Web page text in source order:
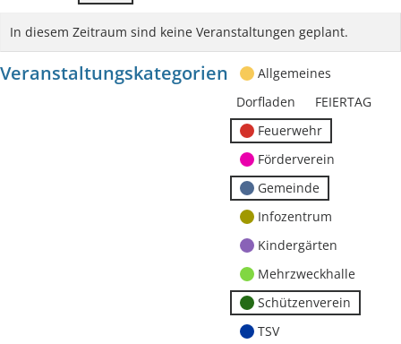
In diesem Zeitraum sind keine Veranstaltungen geplant.
Veranstaltungskategorien
Allgemeines
Dorfladen
FEIERTAG
Feuerwehr
Förderverein
Gemeinde
Infozentrum
Kindergärten
Mehrzweckhalle
Schützenverein
TSV